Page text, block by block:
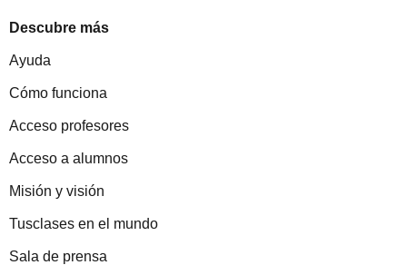
Descubre más
Ayuda
Cómo funciona
Acceso profesores
Acceso a alumnos
Misión y visión
Tusclases en el mundo
Sala de prensa